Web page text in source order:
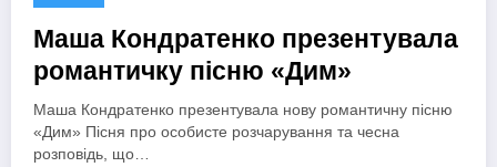
Маша Кондратенко презентувала
романтичку пісню «Дим»
Маша Кондратенко презентувала нову романтичну пісню
«Дим» Пісня про особисте розчарування та чесна
розповідь, що…